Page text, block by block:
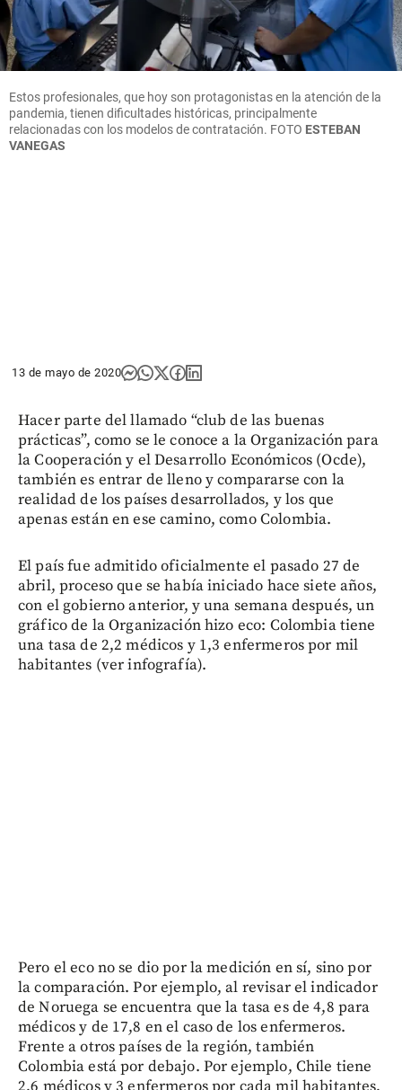
Estos profesionales, que hoy son protagonistas en la atención de la
pandemia, tienen dificultades históricas, principalmente
relacionadas con los modelos de contratación. FOTO ESTEBAN
VANEGAS
13 de mayo de 2020
Hacer parte del llamado “club de las buenas
prácticas”, como se le conoce a la Organización para
la Cooperación y el Desarrollo Económicos (Ocde),
también es entrar de lleno y compararse con la
realidad de los países desarrollados, y los que
apenas están en ese camino, como Colombia.
El país fue admitido oficialmente el pasado 27 de
abril, proceso que se había iniciado hace siete años,
con el gobierno anterior, y una semana después, un
gráfico de la Organización hizo eco: Colombia tiene
una tasa de 2,2 médicos y 1,3 enfermeros por mil
habitantes (ver infografía).
Pero el eco no se dio por la medición en sí, sino por
la comparación. Por ejemplo, al revisar el indicador
de Noruega se encuentra que la tasa es de 4,8 para
médicos y de 17,8 en el caso de los enfermeros.
Frente a otros países de la región, también
Colombia está por debajo. Por ejemplo, Chile tiene
2,6 médicos y 3 enfermeros por cada mil habitantes,